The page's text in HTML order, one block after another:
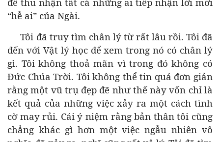
“hễ ai” của Ngài.
Tôi đã truy tìm chân lý từ rất lâu rồi. Tôi đã
đến với Vật lý học để xem trong nó có chân lý
gì. Tôi không thoả mãn vì trong đó không có
Đức Chúa Trời. Tôi không thể tin quá đơn giản
rằng một vũ trụ đẹp đẽ như thế này vốn chỉ là
kết quả của những việc xảy ra một cách tình
cờ may rủi. Cái ý niệm rằng bản thân tôi cũng
chẳng khác gì hơn một việc ngẫu nhiên vô